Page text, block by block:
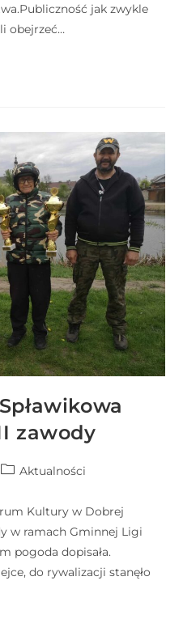
jak zwykle
obejrzeć…
zawody
Aktualności
Kultury w Dobrej
w ramach Gminnej Ligi
pogoda dopisała.
do rywalizacji stanęło